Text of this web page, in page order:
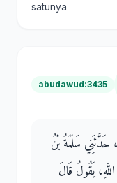
satunya
abudawud:3435
سَلَمَةُ بْنُ
يَقُولُ قَالَ